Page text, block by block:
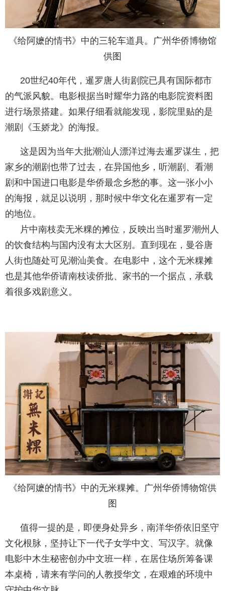
《给阿嬷的情书》中的三轮车道具。广州华侨博物馆
供图
20世纪40年代，暹罗唐人街剧院已具有国际都市
的气派风貌。电影根据当时耀华力路的电影院资料图
进行场景搭建。如果仔细看就能发现，影院里贴的是
潮剧《玉娇龙》的海报。
这是因为当年大批潮汕人漂洋过海去暹罗谋生，把
家乡的潮剧也带了过去，在异国他乡，听潮剧、看潮
剧和中国进口电影是华侨最念乡愁的事。这一张小小
的海报，就足以说明，那时候中华文化在暹罗有一定
的地位。
片中南枝卖无米粿的摊位，反映出当时暹罗潮州人
的饮食结构与国内没有太大区别。直到现在，曼谷唐
人街也随处可见潮汕美食。在电影中，这个无米粿摊
也是其他华侨请南枝读侨批、家书的一个据点，承载
着很多戏剧意义。
《给阿嬷的情书》中的无米粿摊。广州华侨博物馆供
图
值得一提的是，即便身处异乡，南洋华侨依旧坚守
文化根脉，坚持让下一代子女学中文、写汉字。就像
电影中木生秘密创办中文班一样，在居住场所筹备课
本桌椅，请来有学问的人教授华文，在艰难的环境中